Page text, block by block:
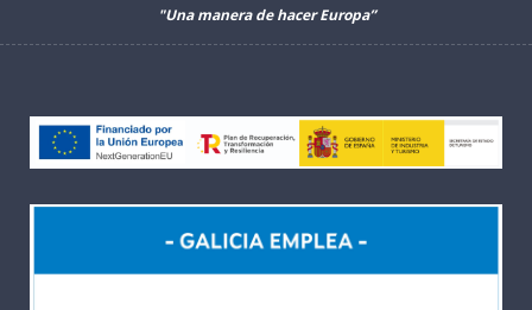
"Una manera de hacer Europa”